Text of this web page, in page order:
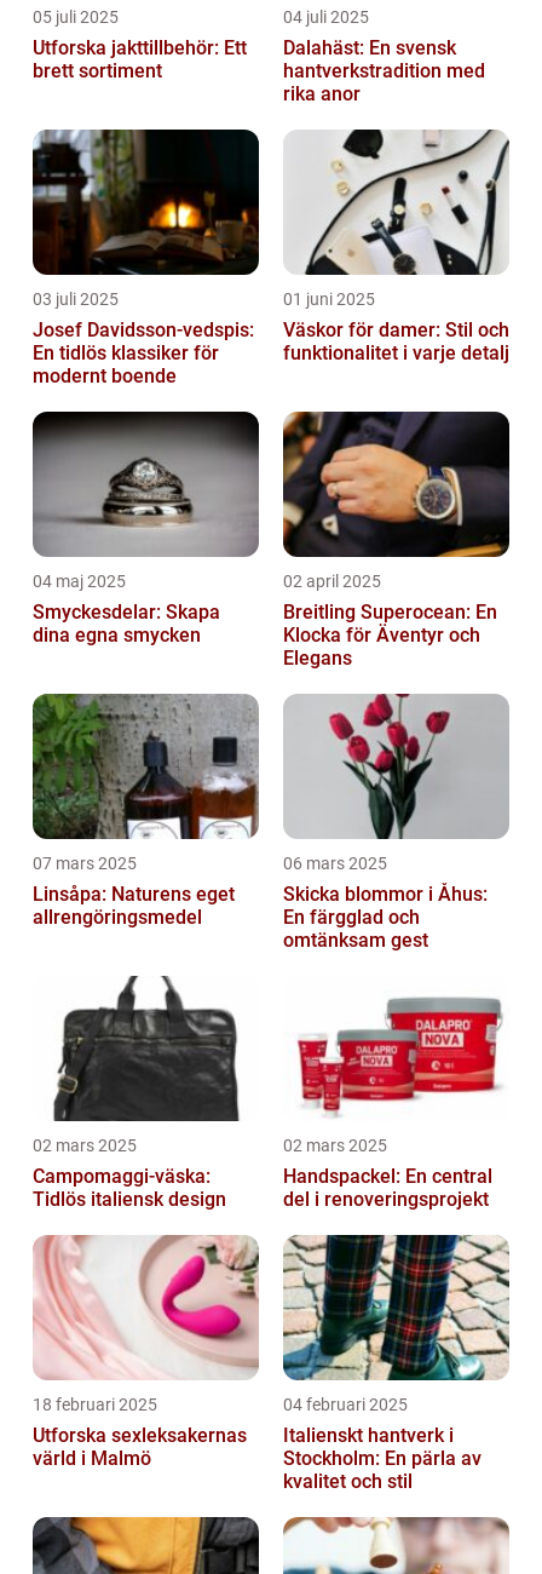
05 juli 2025
Utforska jakttillbehör: Ett
brett sortiment
04 juli 2025
Dalahäst: En svensk
hantverkstradition med
rika anor
03 juli 2025
Josef Davidsson-vedspis:
En tidlös klassiker för
modernt boende
01 juni 2025
Väskor för damer: Stil och
funktionalitet i varje detalj
04 maj 2025
Smyckesdelar: Skapa
dina egna smycken
02 april 2025
Breitling Superocean: En
Klocka för Äventyr och
Elegans
07 mars 2025
Linsåpa: Naturens eget
allrengöringsmedel
06 mars 2025
Skicka blommor i Åhus:
En färgglad och
omtänksam gest
02 mars 2025
Campomaggi-väska:
Tidlös italiensk design
02 mars 2025
Handspackel: En central
del i renoveringsprojekt
18 februari 2025
Utforska sexleksakernas
värld i Malmö
04 februari 2025
Italienskt hantverk i
Stockholm: En pärla av
kvalitet och stil